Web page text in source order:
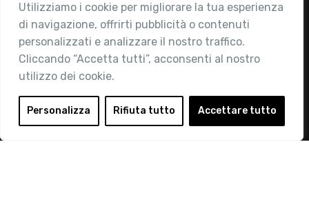
Utilizziamo i cookie per migliorare la tua esperienza
di navigazione, offrirti pubblicità o contenuti
personalizzati e analizzare il nostro traffico.
Cliccando “Accetta tutti”, acconsenti al nostro
utilizzo dei cookie.
Personalizza Rifiuta tutto Accettare tutto
Chi siamo
Attività
Contatti
Area Riservata
Login
Diventa Socio